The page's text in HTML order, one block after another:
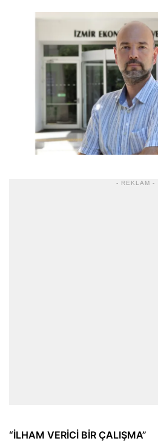
- REKLAM -
“İLHAM VERİCİ BİR ÇALIŞMA”